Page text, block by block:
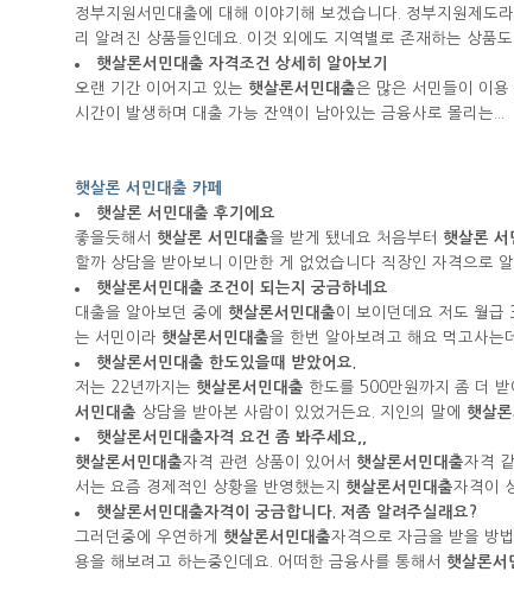
정부지원서민대출에 대해 이야기해 보겠습니다. 정부지원제도
리 알려진 상품들인데요. 이것 외에도 지역별로 존재하는 상품도...
햇살론서민대출 자격조건 상세히 알아보기
오랜 기간 이어지고 있는 햇살론서민대출은 많은 서민들이 이
시간이 발생하며 대출 가능 잔액이 남아있는 금융사로 몰리는...
햇살론 서민대출 카페
햇살론 서민대출 후기에요
좋을듯해서
햇살론 서민대출을 받게 됐네요 처음부터 햇살론 서
할까 상담을 받아보니 이만한 게 없었습니다 직장인 자격으로 알
햇살론서민대출 조건이 되는지 궁금하네요
대출을 알아보던 중에
햇살론서민대출이 보이던데요 저도 월급
는 서민이라 햇살론서민대출을 한번 알아보려고 해요 먹고사는
햇살론서민대출 한도있을때 받았어요.
저는 22년까지는 햇살론서민대출 한도를 500만원까지 좀 더
서민대출 상담을 받아본 사람이 있었거든요. 지인의 말에 햇살
햇살론서민대출자격 요건 좀 봐주세요,,
햇살론서민대출자격 관련 상품이 있어서 햇살론서민대출자격
서는 요즘 경제적인 상황을 반영했는지
햇살론서민대출자격이
햇살론서민대출자격이 궁금합니다. 저좀 알려주실래요?
그러던중에 우연하게
햇살론서민대출자격으로 자금을 받을 방
용을 해보려고 하는중인데요. 어떠한 금융사를 통해서
햇살론서